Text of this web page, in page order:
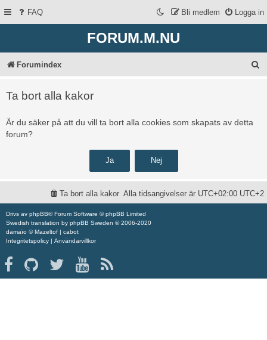
FAQ Logga in
Bli medlem
FORUM.M.NU
Forumindex
Ta bort alla kakor
Är du säker på att du vill ta bort alla cookies som skapats av detta
forum?
Alla tidsangivelser är UTC+02:00 UTC+2
Ta bort alla kakor
Drivs av phpBB® Forum Software © phpBB Limited
Swedish translation by phpBB Sweden © 2006-2020
damaïo ©Mazeltof | cabot
Integritetspolicy | Användarvillkor